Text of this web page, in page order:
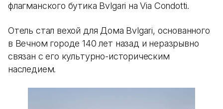
флагманского бутика Bvlgari на Via Condotti.
Отель стал вехой для Дома Bvlgari, основанного
в Вечном городе 140 лет назад и неразрывно
связан с его культурно-историческим
наследием.